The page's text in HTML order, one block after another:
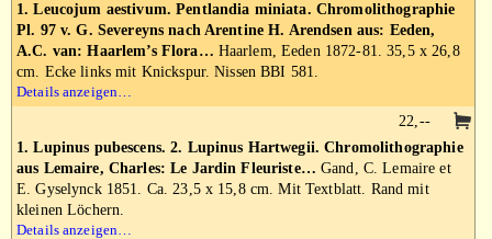
1. Leucojum aestivum. Pentlandia miniata. Chromolithographie
Pl. 97 v. G. Severeyns nach Arentine H. Arendsen aus: Eeden,
A.C. van: Haarlem’s Flora… Haarlem, Eeden 1872-81. 35,5 x 26,8
cm. Ecke links mit Knickspur. Nissen BBI 581.
Details anzeigen…
1. Lupinus pubescens. 2. Lupinus Hartwegii. Chromolithographie
aus Lemaire, Charles: Le Jardin Fleuriste… Gand, C. Lemaire et
E. Gyselynck 1851. Ca. 23,5 x 15,8 cm. Mit Textblatt. Rand mit
kleinen Löchern.
Details anzeigen…
22,--